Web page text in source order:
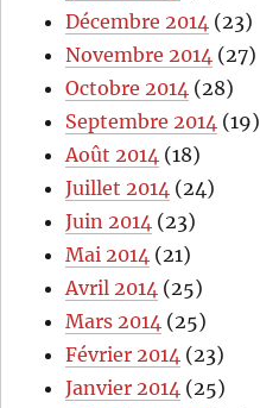
Décembre 2014 (23)
Novembre 2014 (27)
Octobre 2014 (28)
Septembre 2014 (19)
Août 2014 (18)
Juillet 2014 (24)
Juin 2014 (23)
Mai 2014 (21)
Avril 2014 (25)
Mars 2014 (25)
Février 2014 (23)
Janvier 2014 (25)